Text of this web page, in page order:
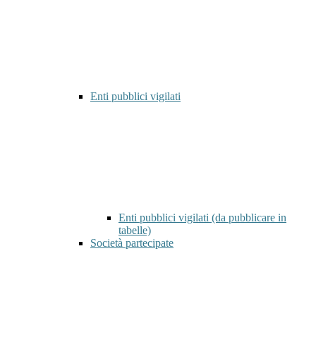
Enti pubblici vigilati
Enti pubblici vigilati (da pubblicare in
tabelle)
Società partecipate